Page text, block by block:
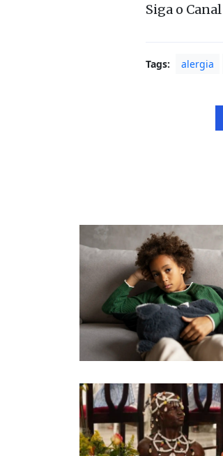
Siga o
Tags: alergia